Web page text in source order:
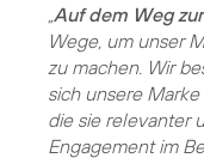
Auf dem Weg
Wege, um unser
zu machen. Wir
sich unsere
die sie relevanter
Engagement im